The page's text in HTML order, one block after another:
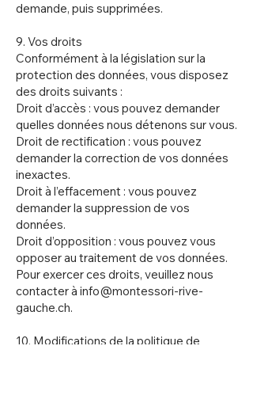
demande, puis supprimées.
9. Vos droits
Conformément à la législation sur la
protection des données, vous disposez
des droits suivants :
Droit d’accès : vous pouvez demander
quelles données nous détenons sur vous.
Droit de rectification : vous pouvez
demander la correction de vos données
inexactes.
Droit à l’effacement : vous pouvez
demander la suppression de vos
données.
Droit d’opposition : vous pouvez vous
opposer au traitement de vos données.
Pour exercer ces droits, veuillez nous
contacter à info@montessori-rive-
gauche.ch.
10. Modifications de la politique de